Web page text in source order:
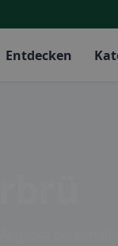
Entdecken